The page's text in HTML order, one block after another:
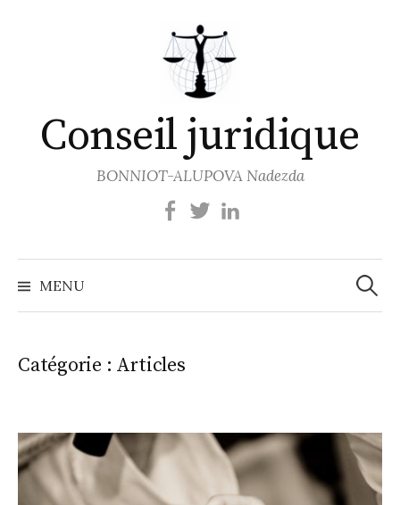
Conseil juridique
BONNIOT-ALUPOVA Nadezda
MENU
Catégorie : Articles